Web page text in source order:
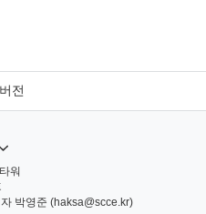
전
워
박영준 (haksa@scce.kr)